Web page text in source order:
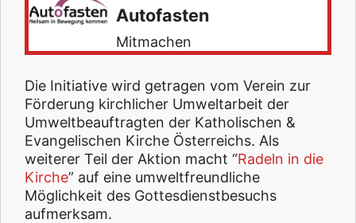
Autofasten
Mitmachen
Die Initiative wird getragen vom Verein zur
Förderung kirchlicher Umweltarbeit der
Umweltbeauftragten der Katholischen &
Evangelischen Kirche Österreichs. Als
weiterer Teil der Aktion macht “Radeln in die
Kirche” auf eine umweltfreundliche
Möglichkeit des Gottesdienstbesuchs
aufmerksam.